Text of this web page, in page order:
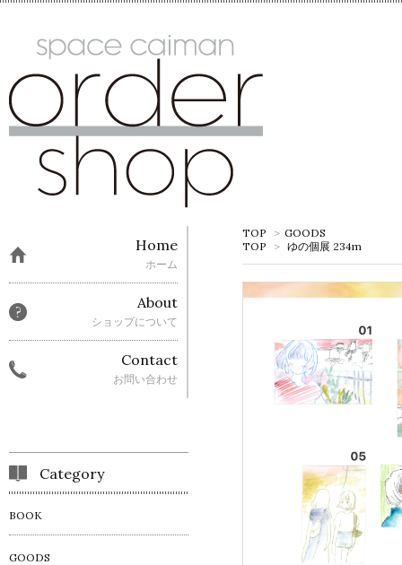
TOP > GOODS
TOP
> ゆの個展 234m
Home
ホーム
About
ショップについて
Contact
お問い合わせ
Category
BOOK
GOODS